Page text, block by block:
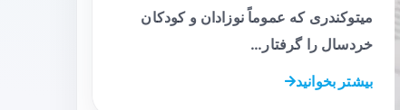
میتوکندری که عموماً نوزادان و کودکان
خردسال را گرفتار…
بیشتر بخوانید